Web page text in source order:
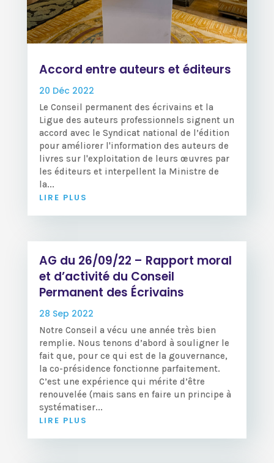
Accord entre auteurs et éditeurs
20 Déc 2022
Le Conseil permanent des écrivains et la
Ligue des auteurs professionnels signent un
accord avec le Syndicat national de l’édition
pour améliorer l'information des auteurs de
livres sur l'exploitation de leurs œuvres par
les éditeurs et interpellent la Ministre de
la...
LIRE PLUS
AG du 26/09/22 – Rapport moral
et d’activité du Conseil
Permanent des Écrivains
28 Sep 2022
Notre Conseil a vécu une année très bien
remplie. Nous tenons d’abord à souligner le
fait que, pour ce qui est de la gouvernance,
la co-présidence fonctionne parfaitement.
C’est une expérience qui mérite d’être
renouvelée (mais sans en faire un principe à
systématiser...
LIRE PLUS